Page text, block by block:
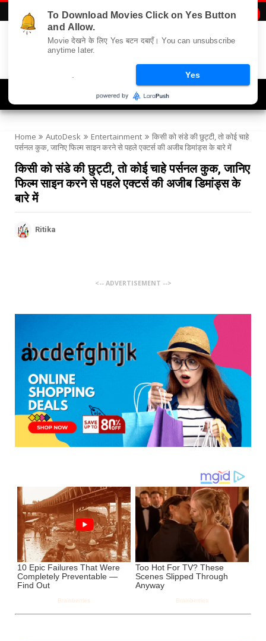
Home AutoDesk Entertainment
किसी को संडे की छुट्टी, तो कोई चाहे
पर्सनल कुक, जानिए फिल्म साइन करने से पहले एक्टर्स की अजीब डिमांड्स के बारे में
किसी को संडे की छुट्टी, तो कोई चाहे पर्सनल कुक, जानिए
फिल्म साइन करने से पहले एक्टर्स की अजीब डिमांड्स के
बारे में
Ritika
<-- ADVERTISEMENT -->
To Download Movies Click on Yes Button
and Allow.
Movie देखने के लिए Yes बटन दबाएँ। You can unsubscribe
anytime later.
Yes